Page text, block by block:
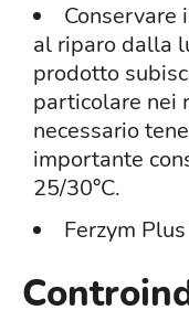
Conservare
al riparo dalla
prodotto
particolare nei
necessario
importante
25/30°C.
Ferzym